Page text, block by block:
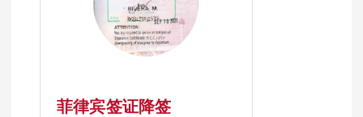
菲律宾签证降签